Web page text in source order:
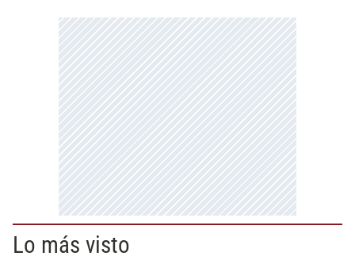
Lo más visto